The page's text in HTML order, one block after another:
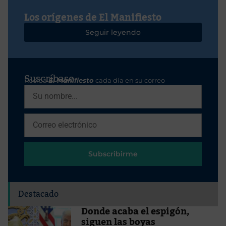
Los orígenes de El Manifiesto
Seguir leyendo
Suscríbase
RecibaEl Manifiesto cada día en su correo
Subscribirme
Destacado
Donde acaba el espigón,
siguen las boyas